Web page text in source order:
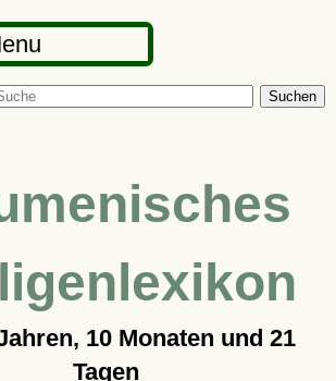
Suchen
10 Monaten und 21
Tagen